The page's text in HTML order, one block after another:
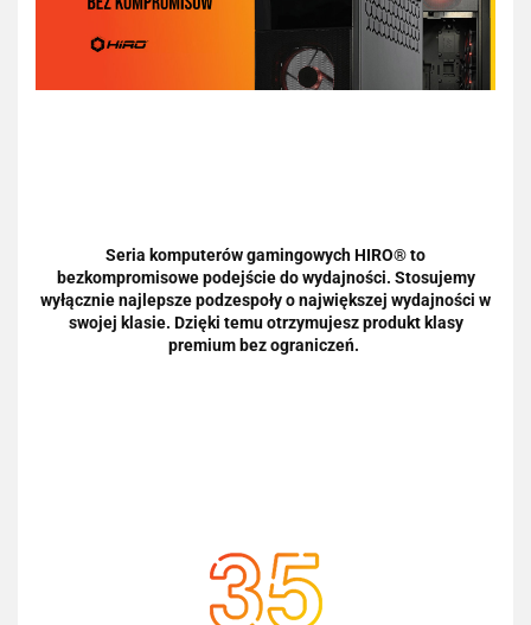
Seria komputerów gamingowych HIRO® to
bezkompromisowe podejście do wydajności. Stosujemy
wyłącznie najlepsze podzespoły o największej wydajności w
swojej klasie. Dzięki temu otrzymujesz produkt klasy
premium bez ograniczeń.